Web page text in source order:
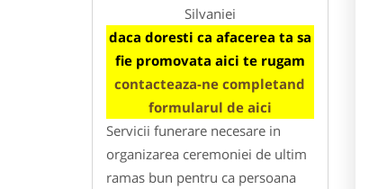
Silvaniei
daca doresti ca afacerea ta sa
fie promovata aici te rugam
contacteaza-ne completand
formularul de aici
Servicii funerare necesare in
organizarea ceremoniei de ultim
ramas bun pentru ca persoana